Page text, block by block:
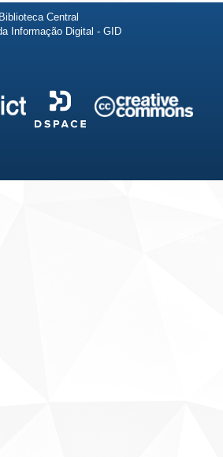
Central
Informação Digital - GID